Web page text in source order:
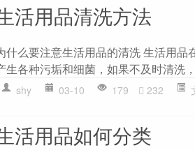
活用品清洗方法
什么要注意生活用品的清洗 生活用
生各种污垢和细菌，如果不及时清洗
shy 03-10 179 232
活用品如何分类